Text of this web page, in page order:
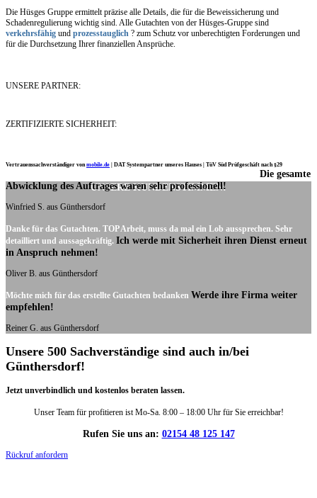
Die Hüsges Gruppe ermittelt präzise alle Details, die für die Beweissicherung und
Schadenregulierung wichtig sind. Alle Gutachten von der Hüsges-Gruppe sind
verkehrsfähig und prozesstauglich ? zum Schutz vor unberechtigten Forderungen und
für die Durchsetzung Ihrer finanziellen Ansprüche.
UNSERE PARTNER:
ZERTIFIZIERTE SICHERHEIT:
Vertrauenssachverständiger vonmobile.de DAT Systempartner unseres Hauses | TüV Süd Prüfgeschäft nach §29
UNSERE KUNDENSTIMMEN:
Die gesamte
Abwicklung des Auftrages waren sehr professionell!
Winfried S. aus Günthersdorf
Danke für das Gutachten. TOP Arbeit, muss da mal ein Lob aussprechen. Sehr
detailliert und aussagekräftig. Ich werde mit Sicherheit ihren Dienst erneut
in Anspruch nehmen!
Oliver B. aus Günthersdorf
Möchte mich für das erstellte Gutachten bedanken Werde ihre Firma weiter
empfehlen!
Reiner G. aus Günthersdorf
Unsere 500 Sachverständige sind auch in/bei
Günthersdorf!
Jetzt unverbindlich und kostenlos beraten lassen.
Unser Team für profitieren ist Mo-Sa. 8:00 – 18:00 Uhr für Sie erreichbar!
Rufen Sie uns an: 02154 48 125 147
Rückruf anfordern